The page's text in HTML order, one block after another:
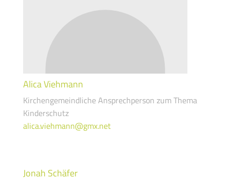
Alica Viehmann
Kirchengemeindliche Ansprechperson zum Thema
Kinderschutz
alica.viehmann@gmx.net
Jonah Schäfer